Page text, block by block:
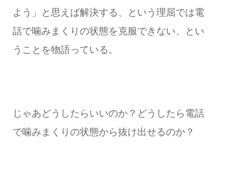
よう」と思えば解決する、という理屈では電
話で噛みまくりの状態を克服できない、とい
うことを物語っている。
じゃあどうしたらいいのか？どうしたら電話
で噛みまくりの状態から抜け出せるのか？